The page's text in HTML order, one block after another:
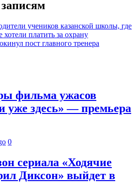
учеников казанской школы, где
хотели платить за охрану
пост главного тренера
фильма ужасов
уже здесь» — премьера
0
сериала «Ходячие
Диксон» выйдет в